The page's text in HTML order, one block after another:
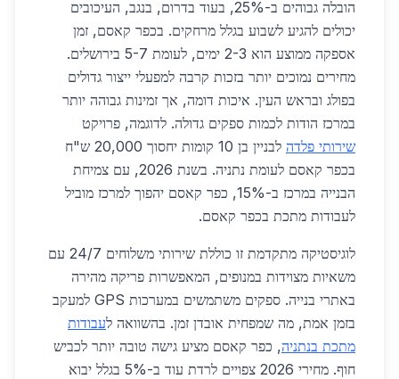
הובלה גבוהים ב-25%, בעוד בדרום, בנגב, העיכובים
יכולים להגיע לשבוע בגלל מרחקים. בכפר קאסם, זמן
אספקה ממוצע הוא 2-3 ימים, לעומת 5-7 בירושלים.
מחירים נמוכים יותר בזכות קרבה למפעלי ייצור גדולים
בפולג ובראש העין. איכות דומה, אך זמינות גבוהה יותר
במרכז הודות לכמות ספקים גדולה. לדוגמה, פרויקט
שירותי פלדה
לבניין בן 10 קומות יחסוך 20,000 ש"ח
בכפר קאסם לעומת נתניה. בשנת 2026, עם צמיחת
הבנייה במרכז ב-15%, כפר קאסם יהפוך למרכז מוביל
לעבודות מתכת בכפר קאסם.
לוגיסטיקה מתקדמת זו כוללת שירותי משלוחים 24/7 עם
משאיות מצוידות במנופים, המאפשרות פריקה מהירה
באתרי בנייה. ספקים משתמשים במערכות GPS למעקב
בזמן אמת, מה שמפחית אובדן זמן. בהשוואה לעבודות
מתכת בנתניה, כפר קאסם מציע גישה טובה יותר לכביש
חוף. מחירי 2026 צפויים לרדת עוד ב-5% בגלל יבוא